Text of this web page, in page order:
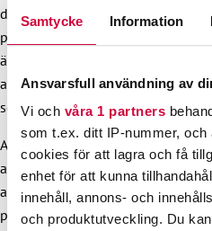
Samtycke Information
Ansvarsfull användning av
Vi och våra 1 partners
som t.ex. ditt IP-nummer,
cookies för att lagra och få
enhet för att kunna
innehåll, annons- och
och produktutveckling. Du
domstolsbehandling. Då ansvarar
personligen för
är en enorm ekonomisk risk för
av sitt handikapp också eventuellt
socialstöd.
Arbetsgivaren ansvarar för sin
anställningsförhållandet. Den
arbetsgivarrollen sköta om sin
personliga assistentens)